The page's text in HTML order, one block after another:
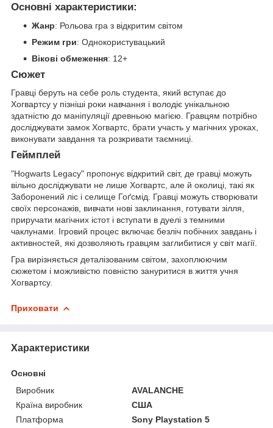
Основні характеристики:
Жанр: Рольова гра з відкритим світом
Режим гри: Однокористувацький
Вікові обмеження: 12+
Сюжет
Гравці беруть на себе роль студента, який вступає до
Хогвартсу у пізніші роки навчання і володіє унікальною
здатністю до маніпуляції древньою магією. Гравцям потрібно
досліджувати замок Хогвартс, брати участь у магічних уроках,
виконувати завдання та розкривати таємниці.
Геймплей
"Hogwarts Legacy" пропонує відкритий світ, де гравці можуть
вільно досліджувати не лише Хогвартс, але й околиці, такі як
Заборонений ліс і селище Гоґсмід. Гравці можуть створювати
своїх персонажів, вивчати нові заклинання, готувати зілля,
приручати магічних істот і вступати в дуелі з темними
чаклунами. Ігровий процес включає безліч побічних завдань і
активностей, які дозволяють гравцям заглибитися у світ магії.
Гра вирізняється деталізованим світом, захоплюючим
сюжетом і можливістю повністю зануритися в життя учня
Хогвартсу.
Приховати
Характеристики
Основні
Виробник
AVALANCHE
Країна виробник
США
Платформа
Sony Playstation 5